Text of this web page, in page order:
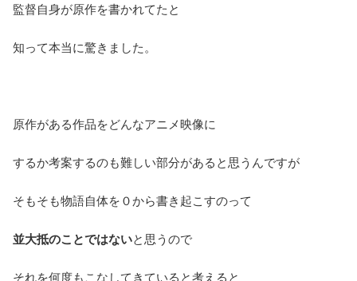
監督自身が原作を書かれてたと
知って本当に驚きました。
原作がある作品をどんなアニメ映像に
するか考案するのも難しい部分があると思うんですが
そもそも物語自体を０から書き起こすのって
並大抵のことではないと思うので
それを何度もこなしてきていると考えると